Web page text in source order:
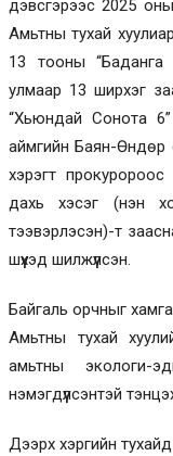
дэвсгэрээс 2025
Амьтны тухай
13 тооны “Баданга
улмаар 13 ширхэг
“Хьюндай Сонота
аймгийн Баян-Өндөр
хэрэгт прокуророос
дахь хэсэг (нэн
тээвэрлэсэн)-т
шүүхэд шилжүүлсэн.
Байгаль орчныг
Амьтны тухай
амьтны экологи-
нэмэгдүүлсэнтэй
Дээрх хэргийн